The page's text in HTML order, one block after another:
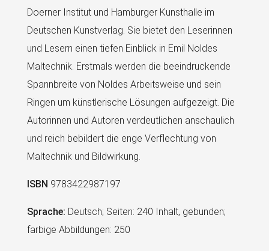
Doerner Institut und Hamburger Kunsthalle im
Deutschen Kunstverlag. Sie bietet den Leserinnen
und Lesern einen tiefen Einblick in Emil Noldes
Maltechnik. Erstmals werden die beeindruckende
Spannbreite von Noldes Arbeitsweise und sein
Ringen um künstlerische Lösungen aufgezeigt. Die
Autorinnen und Autoren verdeutlichen anschaulich
und reich bebildert die enge Verflechtung von
Maltechnik und Bildwirkung.
ISBN 9783422987197
Sprache: Deutsch; Seiten: 240 Inhalt, gebunden;
farbige Abbildungen: 250